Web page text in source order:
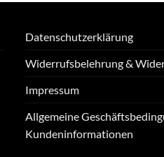
Datenschutzerklärung
Widerrufsbelehrung &
Impressum
Allgemeine
Kundeninformationen